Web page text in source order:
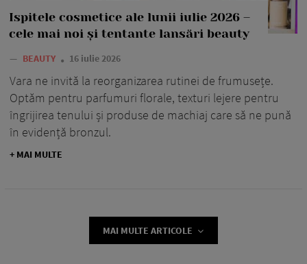
Ispitele cosmetice ale lunii iulie 2026 –
cele mai noi și tentante lansări beauty
— BEAUTY 16 iulie 2026
Vara ne invită la reorganizarea rutinei de frumusețe.
Optăm pentru parfumuri florale, texturi lejere pentru
îngrijirea tenului și produse de machiaj care să ne pună
în evidență bronzul.
+ MAI MULTE
MAI MULTE ARTICOLE